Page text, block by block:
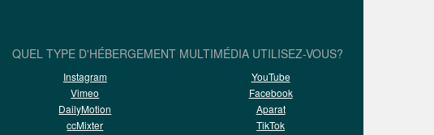
QUEL TYPE D'HÉBERGEMENT MULTIMÉDIA UTILISEZ-VOUS?
Instagram
YouTube
Vimeo
Facebook
DailyMotion
Aparat
ccMixter
TikTok